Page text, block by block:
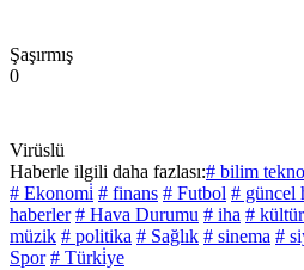
Şaşırmış
0
Virüslü
Haberle ilgili daha fazlası:# bilim
# Ekonomi̇ # finans # Futbol # güncel
haberler # Hava Durumu # iha #
müzik # politika # Sağlık # sinema #
Spor # Türki̇ye